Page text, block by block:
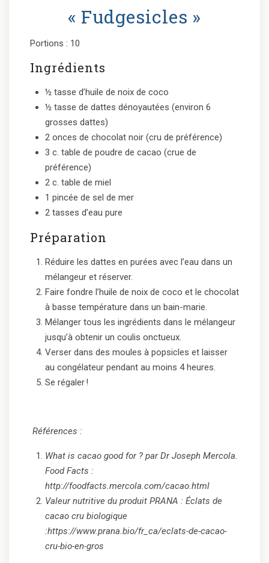
« Fudgesicles »
Portions : 10
Ingrédients
½ tasse d’huile de noix de coco
½ tasse de dattes dénoyautées (environ 6
grosses dattes)
2 onces de chocolat noir (cru de préférence)
3 c. table de poudre de cacao (crue de
préférence)
2 c. table de miel
1 pincée de sel de mer
2 tasses d’eau pure
Préparation
Réduire les dattes en purées avec l’eau dans un
mélangeur et réserver.
Faire fondre l’huile de noix de coco et le chocolat
à basse température dans un bain-marie.
Mélanger tous les ingrédients dans le mélangeur
jusqu’à obtenir un coulis onctueux.
Verser dans des moules à popsicles et laisser
au congélateur pendant au moins 4 heures.
Se régaler !
Références :
What is cacao good for ? par Dr Joseph Mercola.
Food Facts :
http://foodfacts.mercola.com/cacao.html
Valeur nutritive du produit PRANA : Éclats de
cacao cru biologique
:https://www.prana.bio/fr_ca/eclats-de-cacao-
cru-bio-en-gros